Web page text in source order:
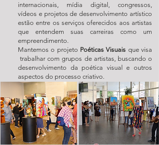
internacionais, mídia digital, congressos,
vídeos e projetos de desenvolvimento artístico
estão entre os serviços oferecidos aos artistas
que entendem suas carreiras como um
empreendimento.
Mantemos o projeto Poéticas Visuais que visa
trabalhar com grupos de artistas, buscando o
desenvolvimento da poética visual e outros
aspectos do processo criativo.